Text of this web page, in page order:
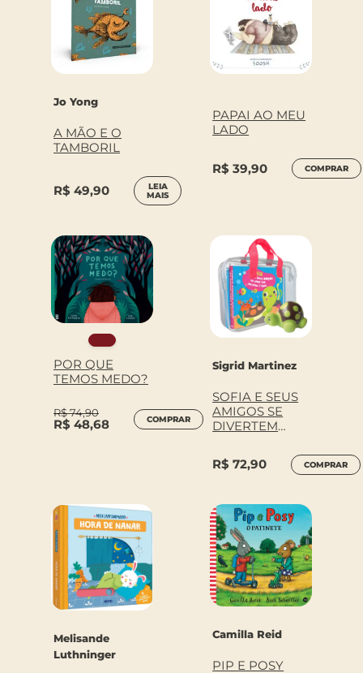
Jo Yong
A MÃO E O
TAMBORIL
R$ 49,90
LEIA
MAIS
PAPAI AO MEU
LADO
R$ 39,90 COMPRAR
POR QUE
TEMOS MEDO?
R$74,90
R$ 48,68 COMPRAR
Sigrid Martinez
SOFIA E SEUS
AMIGOS SE
DIVERTEM
ÁGUA
R$ 72,90 COMPRAR
Melisande
Luthninger
Camilla Reid
PIP E POSY